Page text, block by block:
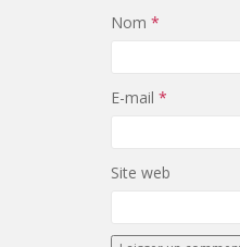
Nom *
E-mail *
Site web